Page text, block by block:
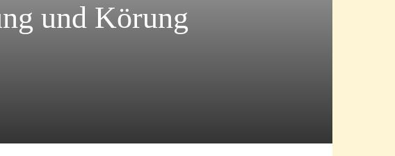
und Körung